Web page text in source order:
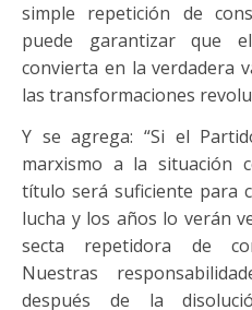
simple repetición de
puede garantizar que
convierta en la verdadera
las transformaciones
Y se agrega: “Si el
marxismo a la situación
título será suficiente para
lucha y los años lo verán
secta repetidora de
Nuestras
después de la